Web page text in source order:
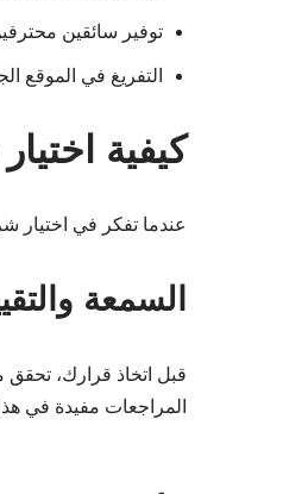
توفير سائقين
التفريغ في الموقع
كيفية
عندما تفكر في اختيار
السمعة
قبل اتخاذ قرارك، تحقق
المراجعات مفيدة في